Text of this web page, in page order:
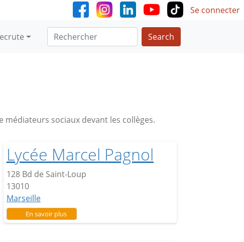
User
Se connecter
Search
sociaux devant les collèges.
Lycée Marcel Pagnol
128 Bd de Saint-Loup
13010
Marseille
En savoir plussur Lycée Marcel Pagnol